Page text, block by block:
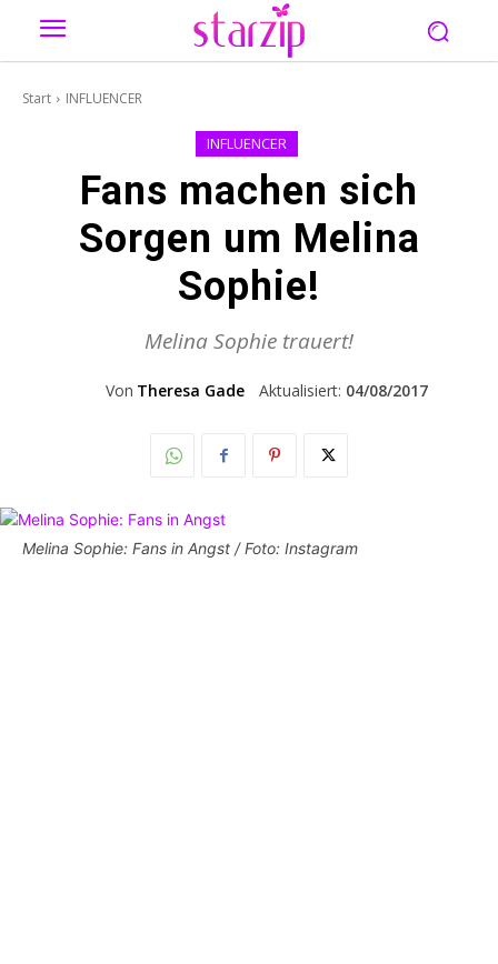
Start INFLUENCER
INFLUENCER
Fans machen sich
Sorgen um Melina
Sophie!
Melina Sophie trauert!
Von Theresa Gade Aktualisiert: 04/08/2017
Melina Sophie: Fans in Angst / Foto: Instagram